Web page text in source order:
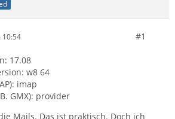
10:54 #1
17.08
w8 64
imap
GMX): provider
Mails. Das ist praktisch. Doch ich